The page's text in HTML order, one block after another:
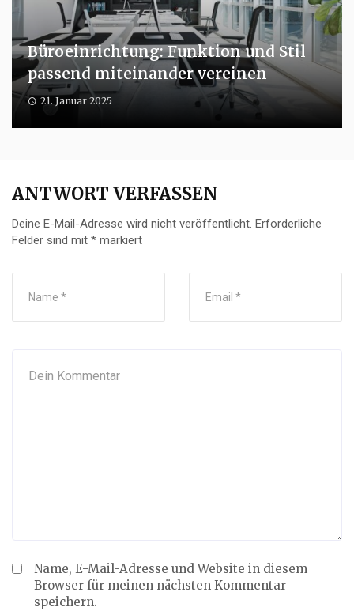
Büroeinrichtung: Funktion und Stil
passend miteinander vereinen
21. Januar 2025
ANTWORT VERFASSEN
Deine E-Mail-Adresse wird nicht veröffentlicht. Erforderliche
Felder sind mit * markiert
Name, E-Mail-Adresse und Website in diesem
Browser für meinen nächsten Kommentar
speichern.